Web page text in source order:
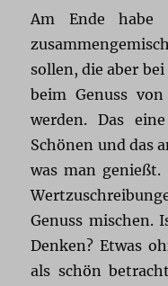
Am Ende habe
sollen, die aber
beim Genuss
werden. Das
Schönen und das
was man
Genuss mischen.
Denken? Etwas
als schön